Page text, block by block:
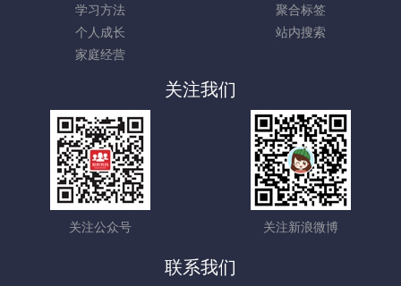
学习方法
个人成长
家庭经营
聚合标签
站内搜索
关注我们
关注公众号 关注新浪微博
联系我们